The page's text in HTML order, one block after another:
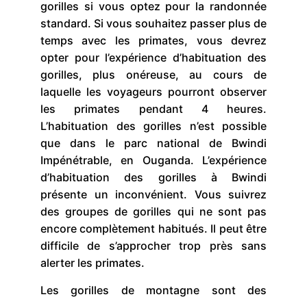
gorilles si vous optez pour la randonnée
standard. Si vous souhaitez passer plus de
temps avec les primates, vous devrez
opter pour l’expérience d’habituation des
gorilles, plus onéreuse, au cours de
laquelle les voyageurs pourront observer
les primates pendant 4 heures.
L’habituation des gorilles n’est possible
que dans le parc national de Bwindi
Impénétrable, en Ouganda. L’expérience
d’habituation des gorilles à Bwindi
présente un inconvénient. Vous suivrez
des groupes de gorilles qui ne sont pas
encore complètement habitués. Il peut être
difficile de s’approcher trop près sans
alerter les primates.
Les gorilles de montagne sont des